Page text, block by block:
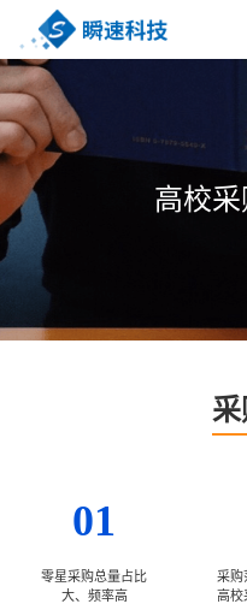
高校
01
零星采购总量占比
大、频率高
采购
高校